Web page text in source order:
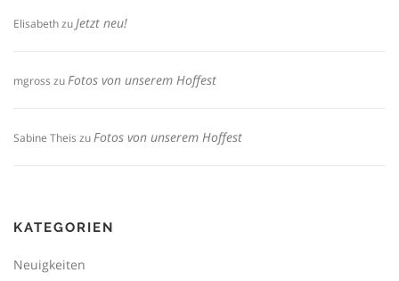
ElisabethzuJetzt neu!
mgross zuFotos von unserem Hoffest
Sabine Theis zuFotos von unserem Hoffest
KATEGORIEN
Neuigkeiten